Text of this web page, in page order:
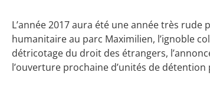
L’année 2017 aura été une année très
humanitaire au parc Maximilien, l’ignoble
détricotage du droit des étrangers,
l’ouverture prochaine d’unités de